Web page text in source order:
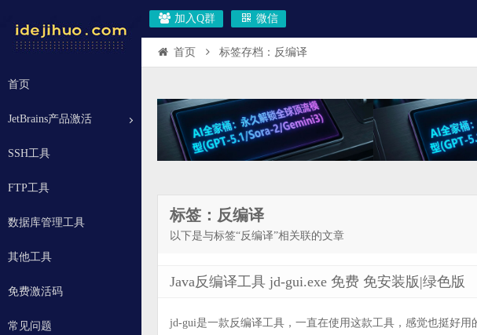
加入Q群 微信
首页
JetBrains产品激活
SSH工具
FTP工具
数据库管理工具
其他工具
免费激活码
常见问题
首页 标签存档：反编译
标签：反编译
以下是与标签“反编译”相关联的文章
Java反编译工具 jd-gui.exe 免费 免安装版|绿色版
jd-gui是一款反编译工具，一直在使用这款工具，感觉也挺好用